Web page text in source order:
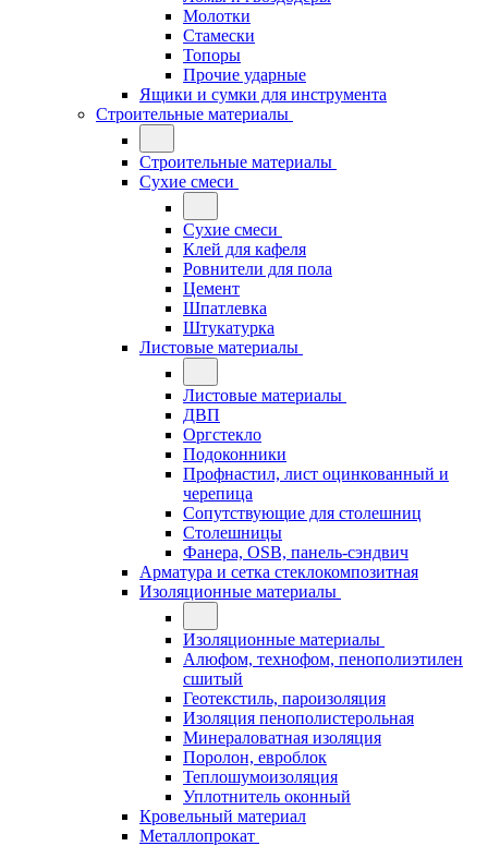
Молотки
Стамески
Топоры
Прочие ударные
Ящики и сумки для инструмента
Строительные материалы
Строительные материалы
Сухие смеси
Сухие смеси
Клей для кафеля
Ровнители для пола
Цемент
Шпатлевка
Штукатурка
Листовые материалы
Листовые материалы
ДВП
Оргстекло
Подоконники
Профнастил, лист оцинкованный и
черепица
Сопутствующие для столешниц
Столешницы
Фанера, OSB, панель-сэндвич
Арматура и сетка стеклокомпозитная
Изоляционные материалы
Изоляционные материалы
Алюфом, технофом, пенополиэтилен
сшитый
Геотекстиль, пароизоляция
Изоляция пенополистерольная
Минераловатная изоляция
Поролон, евроблок
Теплошумоизоляция
Уплотнитель оконный
Кровельный материал
Металлопрокат